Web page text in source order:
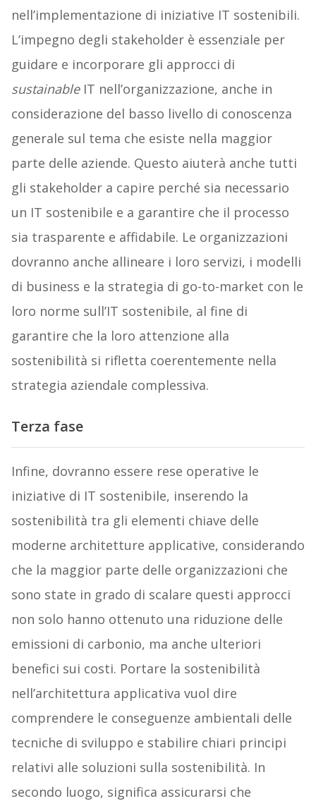
nell’implementazione di iniziative IT sostenibili.
L’impegno degli stakeholder è essenziale per
guidare e incorporare gli approcci di
sustainableIT nell’organizzazione, anche in
considerazione del basso livello di conoscenza
generale sul tema che esiste nella maggior
parte delle aziende. Questo aiuterà anche tutti
gli stakeholder a capire perché sia necessario
un IT sostenibile e a garantire che il processo
sia trasparente e affidabile. Le organizzazioni
dovranno anche allineare i loro servizi, i modelli
di business e la strategia di go-to-market con le
loro norme sull’IT sostenibile, al fine di
garantire che la loro attenzione alla
sostenibilità si rifletta coerentemente nella
strategia aziendale complessiva.
Terza fase
Infine, dovranno essere rese operative le
iniziative di IT sostenibile, inserendo la
sostenibilità tra gli elementi chiave delle
moderne architetture applicative, considerando
che la maggior parte delle organizzazioni che
sono state in grado di scalare questi approcci
non solo hanno ottenuto una riduzione delle
emissioni di carbonio, ma anche ulteriori
benefici sui costi. Portare la sostenibilità
nell’architettura applicativa vuol dire
comprendere le conseguenze ambientali delle
tecniche di sviluppo e stabilire chiari principi
relativi alle soluzioni sulla sostenibilità. In
secondo luogo, significa assicurarsi che